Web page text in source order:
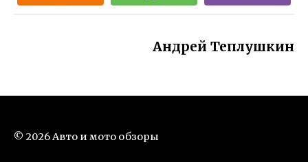
Андрей Теплушкин
© 2026 Авто и мото обзоры